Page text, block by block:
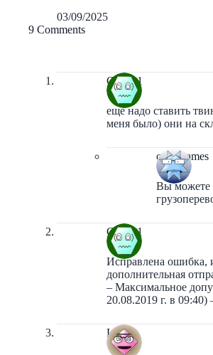
03/09/2025
9 Comments
Gamer1
еще надо ставить
меня было) они на
orbit-games
Вы можете
Gamer1
Исправлена ошибка,
дополнительная
– Максимальное
20.08.2019 г. в
Lexx